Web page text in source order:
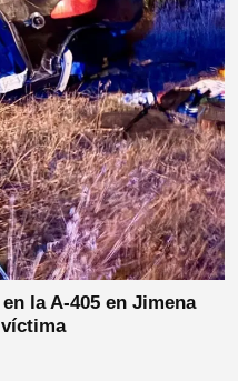
la A-405 en Jimena